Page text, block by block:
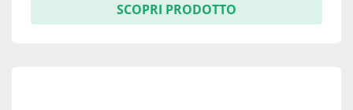
SCOPRI PRODOTTO